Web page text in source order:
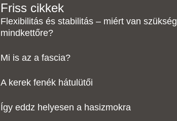
Friss cikkek
Flexibilitás és stabilitás – miért van szükség
mindkettőre?
Mi is az a fascia?
A kerek fenék hátulütői
Így eddz helyesen a hasizmokra